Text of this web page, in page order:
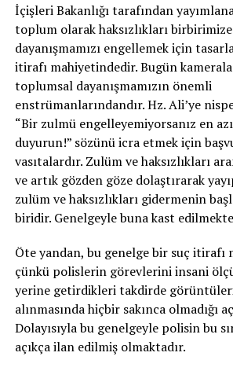
İçişleri Bakanlığı tarafından
toplum olarak haksızlıkları
dayanışmamızı engellemek için
itirafı mahiyetindedir. Bugün
toplumsal dayanışmamızın önemli
enstrümanlarındandır. Hz. Ali’ye
“Bir zulmü engelleyemiyorsanız en
duyurun!” sözünü icra etmek için
vasıtalardır. Zulüm ve haksızlıkları
ve artık gözden göze dolaştırarak
zulüm ve haksızlıkları gidermenin
biridir. Genelgeyle buna kast
Öte yandan, bu genelge bir suç itirafı
çünkü polislerin görevlerini insani
yerine getirdikleri takdirde
alınmasında hiçbir sakınca olmadığı
Dolayısıyla bu genelgeyle polisin bu
açıkça ilan edilmiş olmaktadır.